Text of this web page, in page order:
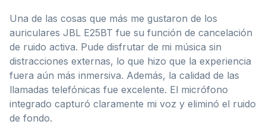
Una de las cosas que más me gustaron de los
auriculares JBL E25BT fue su función de cancelación
de ruido activa. Pude disfrutar de mi música sin
distracciones externas, lo que hizo que la experiencia
fuera aún más inmersiva. Además, la calidad de las
llamadas telefónicas fue excelente. El micrófono
integrado capturó claramente mi voz y eliminó el ruido
de fondo.